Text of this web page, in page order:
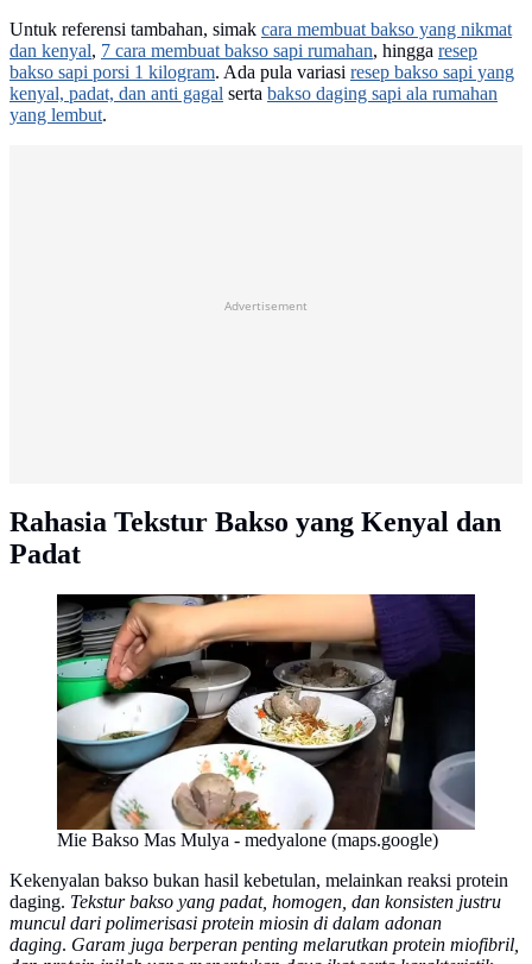
Untuk referensi tambahan, simak cara membuat bakso yang nikmat
dan kenyal, 7 cara membuat bakso sapi rumahan, hingga resep
bakso sapi porsi 1 kilogram. Ada pula variasi resep bakso sapi yang
kenyal, padat, dan anti gagal serta bakso daging sapi ala rumahan
yang lembut.
Advertisement
Rahasia Tekstur Bakso yang Kenyal dan
Padat
Mie Bakso Mas Mulya - medyalone (maps.google)
Kekenyalan bakso bukan hasil kebetulan, melainkan reaksi protein
daging. Tekstur bakso yang padat, homogen, dan konsisten justru
muncul dari polimerisasi protein miosin di dalam adonan
daging. Garam juga berperan penting melarutkan protein miofibril,